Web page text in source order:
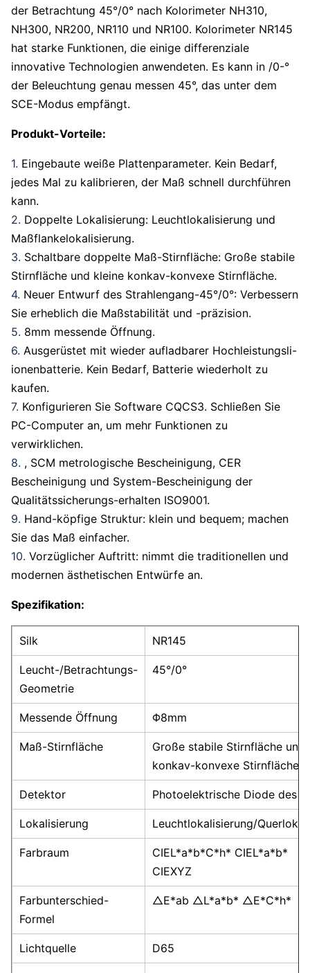
der Betrachtung 45°/0° nach Kolorimeter NH310,
NH300, NR200, NR110 und NR100. Kolorimeter NR145
hat starke Funktionen, die einige differenziale
innovative Technologien anwendeten. Es kann in /0-°
der Beleuchtung genau messen 45°, das unter dem
SCE-Modus empfängt.
Produkt-Vorteile:
1. Eingebaute weiße Plattenparameter. Kein Bedarf,
jedes Mal zu kalibrieren, der Maß schnell durchführen
kann.
2. Doppelte Lokalisierung: Leuchtlokalisierung und
Maßflankelokalisierung.
3. Schaltbare doppelte Maß-Stirnfläche: Große stabile
Stirnfläche und kleine konkav-konvexe Stirnfläche.
4. Neuer Entwurf des Strahlengang-45°/0°: Verbessern
Sie erheblich die Maßstabilität und -präzision.
5. 8mm messende Öffnung.
6. Ausgerüstet mit wieder aufladbarer Hochleistungsli-
ionenbatterie. Kein Bedarf, Batterie wiederholt zu
kaufen.
7. Konfigurieren Sie Software CQCS3. Schließen Sie
PC-Computer an, um mehr Funktionen zu
verwirklichen.
8. , SCM metrologische Bescheinigung, CER
Bescheinigung und System-Bescheinigung der
Qualitätssicherungs-erhalten ISO9001.
9. Hand-köpfige Struktur: klein und bequem; machen
Sie das Maß einfacher.
10. Vorzüglicher Auftritt: nimmt die traditionellen und
modernen ästhetischen Entwürfe an.
Spezifikation:
Silk NR145
Leucht-/Betrachtungs-
Geometrie
45°/0°
Messende Öffnung Φ8mm
Maß-Stirnfläche
Große stabile Stirnfläche und
konkav-konvexe Stirnfläche
Detektor Photoelektrische Diode des
Lokalisierung Leuchtlokalisierung/
Farbraum
CIEL*a*b*C*h* CIEL*a*b*
CIEXYZ
Farbunterschied-
Formel
△E*ab △L*a*b* △E*C*h*
Lichtquelle D65